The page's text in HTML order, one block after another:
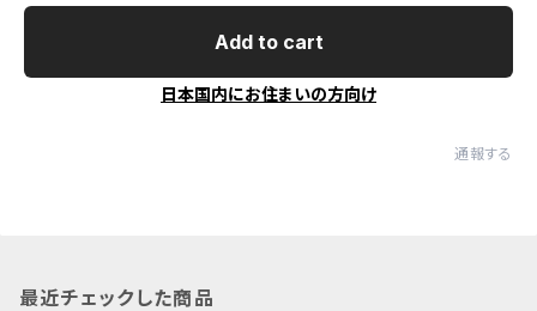
Add to cart
日本国内にお住まいの方向け
通報する
最近チェックした商品